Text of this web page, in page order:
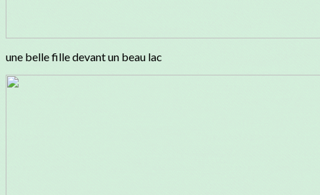
une belle fille devant un beau lac